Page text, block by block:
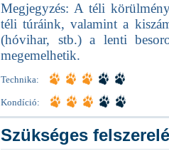
Megjegyzés: A téli
téli túráink, valamint a
(hóvihar, stb.) a lenti
megemelhetik.
Technika:
Kondíció:
Szükséges